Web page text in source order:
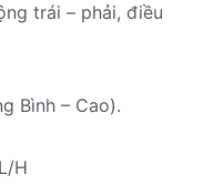
trái – phải, điều
Bình – Cao).
H